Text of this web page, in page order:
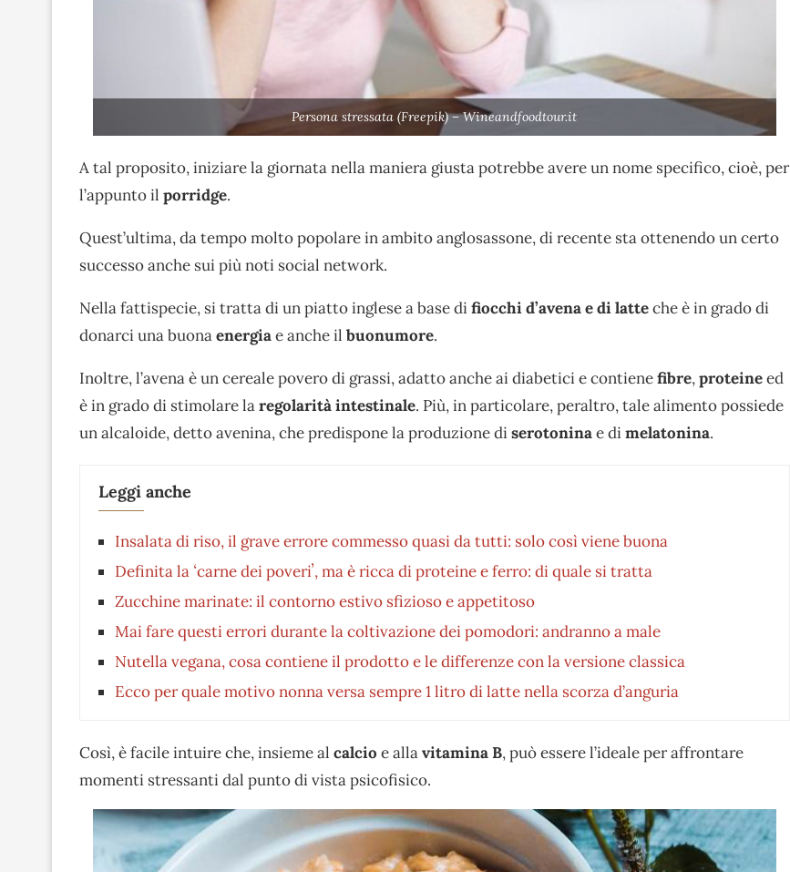
Persona stressata (Freepik) – Wineandfoodtour.it
A tal proposito, iniziare la giornata nella maniera giusta potrebbe avere un nome specifico, cioè, per
l’appunto il porridge.
Quest’ultima, da tempo molto popolare in ambito anglosassone, di recente sta ottenendo un certo
successo anche sui più noti social network.
Nella fattispecie, si tratta di un piatto inglese a base difiocchi d’avena e di latteche è in grado di
donarci una buonaenergiae anche il buonumore.
Inoltre, l’avena è un cereale povero di grassi, adatto anche ai diabetici e contienefibre,proteineed
è in grado di stimolare laregolarità intestinale. Più, in particolare, peraltro, tale alimento possiede
un alcaloide, detto avenina, che predispone la produzione diserotoninae dimelatonina.
Leggi anche
Insalata di riso, il grave errore commesso quasi da tutti: solo così viene buona
Definita la ʻcarne dei poveriʼ, ma è ricca di proteine e ferro: di quale si tratta
Zucchine marinate: il contorno estivo sfizioso e appetitoso
Mai fare questi errori durante la coltivazione dei pomodori: andranno a male
Nutella vegana, cosa contiene il prodotto e le differenze con la versione classica
Ecco per quale motivo nonna versa sempre 1 litro di latte nella scorza d’anguria
Così, è facile intuire che, insieme al calcio e allavitamina B, può essere l’ideale per affrontare
momenti stressanti dal punto di vista psicofisico.